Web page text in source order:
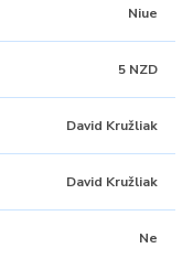
Niue
5 NZD
David Kružliak
David Kružliak
Ne